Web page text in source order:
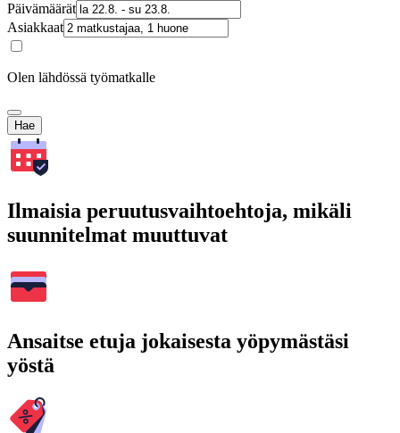
Päivämäärät
Asiakkaat
Olen lähdössä työmatkalle
Hae
Ilmaisia peruutusvaihtoehtoja, mikäli
suunnitelmat muuttuvat
Ansaitse etuja jokaisesta yöpymästäsi
yöstä